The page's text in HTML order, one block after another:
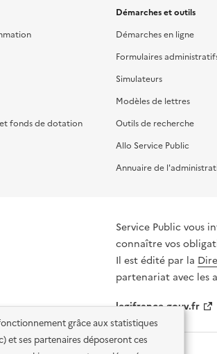
grâce aux statistiques
et ses partenaires déposeront ces
fonds de dotation
Démarches et outils
Démarches en ligne
Formulaires
Simulateurs
Modèles de lettres
Outils de recherche
Allo Service Public
Annuaire de
Service Public vous
connaître vos
Il est édité par la
partenariat avec les
legifrance.gouv.fr